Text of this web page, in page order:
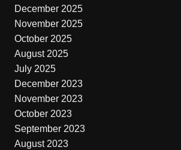
December 2025
November 2025
October 2025
August 2025
July 2025
December 2023
November 2023
October 2023
September 2023
August 2023